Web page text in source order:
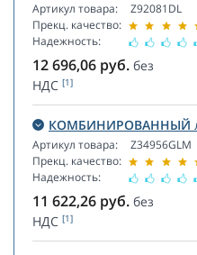
Артикул товара:
Прекц. качество:
Надежность:
Z92081DL
12 696,06 руб. без
НДС [1]
КОМБИНИРОВАННЫЙ
Артикул товара:
Прекц. качество:
Надежность:
Z34956GLM
11 622,26 руб. без
НДС [1]